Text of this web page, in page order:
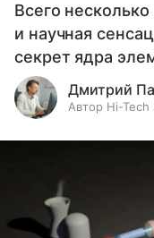
Всего
и научная
секрет ядра
Дмитрий
Автор Hi-Tech